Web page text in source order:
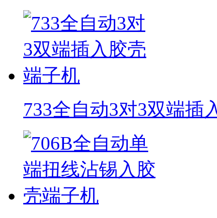
733全自动3对3双端插